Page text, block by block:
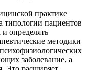
практике
типологии пациентов
определять
методики
заболевание, а